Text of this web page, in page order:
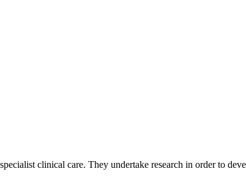
clinical care. They undertake research in order to